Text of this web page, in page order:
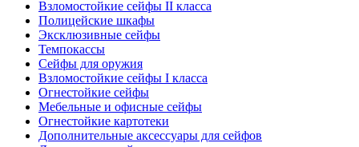
Взломостойкие сейфы II класса
Полицейские шкафы
Эксклюзивные сейфы
Темпокассы
Сейфы для оружия
Взломостойкие сейфы I класса
Огнестойкие сейфы
Мебельные и офисные сейфы
Огнестойкие картотеки
Дополнительные аксессуары для сейфов